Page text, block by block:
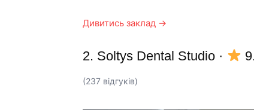
Дивитись заклад →
2. Soltys Dental Studio ·
(237 відгуків)